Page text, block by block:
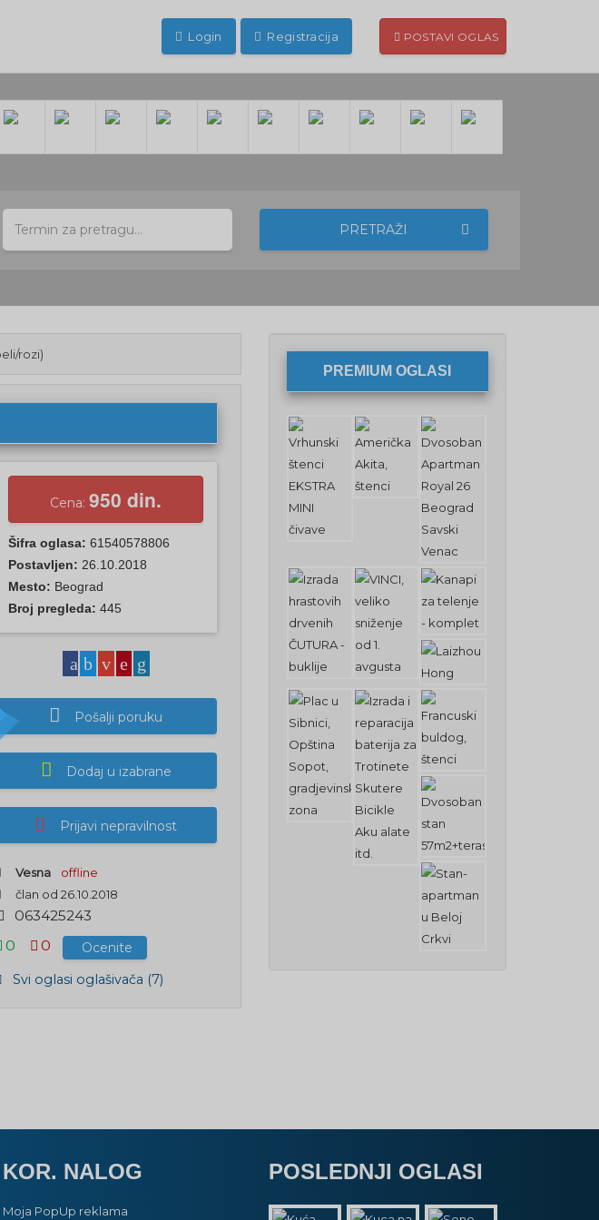
Login Registracija POSTAVI OGLAS
PRETRAŽI
rozi)
Cena:950 din.
Šifra oglasa:61540578806
Postavljen: 26.10.2018
Mesto: Beograd
Broj pregleda:445
Pošalji poruku
Dodaj u izabrane
Prijavi nepravilnost
Vesna
offline
član od 26.10.2018
063425243
0
0
Ocenite
Svi oglasi oglašivača (7)
PREMIUM OGLASI
KOR. NALOG
Moja PopUp reklama
POSLEDNJI OGLASI